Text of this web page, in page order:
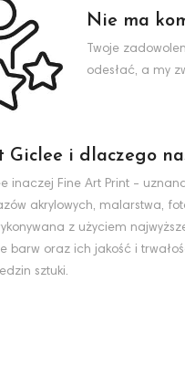
Nie ma
Twoje
odesłać, a my
Giclee i dlaczego
inaczej Fine Art Print -
akrylowych, malarstwa,
z użyciem
barw oraz ich jakość i
sztuki.